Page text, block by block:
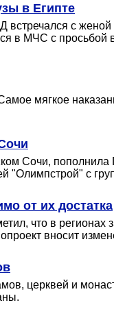
в Египте
с
в МЧС с просьбой
мягкое
Сочи,
"Олимпстрой" с
от их достатка
что в
вносит
церквей и